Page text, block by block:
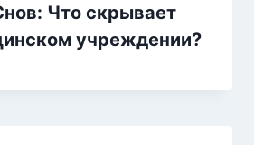
Что скрывает
учреждении?